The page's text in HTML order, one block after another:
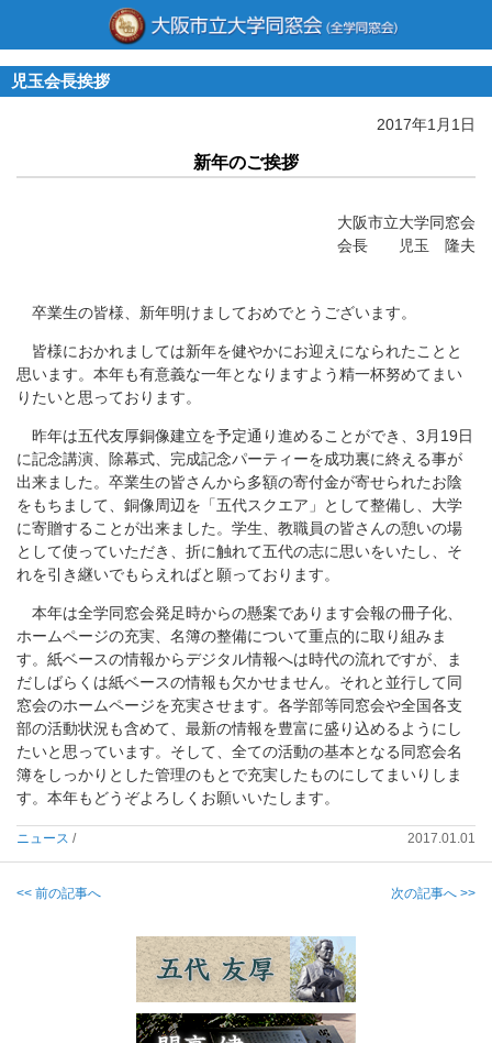
児玉会長挨拶
2017年1月1日
新年のご挨拶
大阪市立大学同窓会
会長 児玉 隆夫
卒業生の皆様、新年明けましておめでとうございます。
皆様におかれましては新年を健やかにお迎えになられたことと
思います。本年も有意義な一年となりますよう精一杯努めてまい
りたいと思っております。
昨年は五代友厚銅像建立を予定通り進めることができ、3月19日
に記念講演、除幕式、完成記念パーティーを成功裏に終える事が
出来ました。卒業生の皆さんから多額の寄付金が寄せられたお陰
をもちまして、銅像周辺を「五代スクエア」として整備し、大学
に寄贈することが出来ました。学生、教職員の皆さんの憩いの場
として使っていただき、折に触れて五代の志に思いをいたし、そ
れを引き継いでもらえればと願っております。
本年は全学同窓会発足時からの懸案であります会報の冊子化、
ホームページの充実、名簿の整備について重点的に取り組みま
す。紙ベースの情報からデジタル情報へは時代の流れですが、ま
だしばらくは紙ベースの情報も欠かせません。それと並行して同
窓会のホームページを充実させます。各学部等同窓会や全国各支
部の活動状況も含めて、最新の情報を豊富に盛り込めるようにし
たいと思っています。そして、全ての活動の基本となる同窓会名
簿をしっかりとした管理のもとで充実したものにしてまいりしま
す。本年もどうぞよろしくお願いいたします。
ニュース / 2017.01.01
<< 前の記事へ 次の記事へ >>